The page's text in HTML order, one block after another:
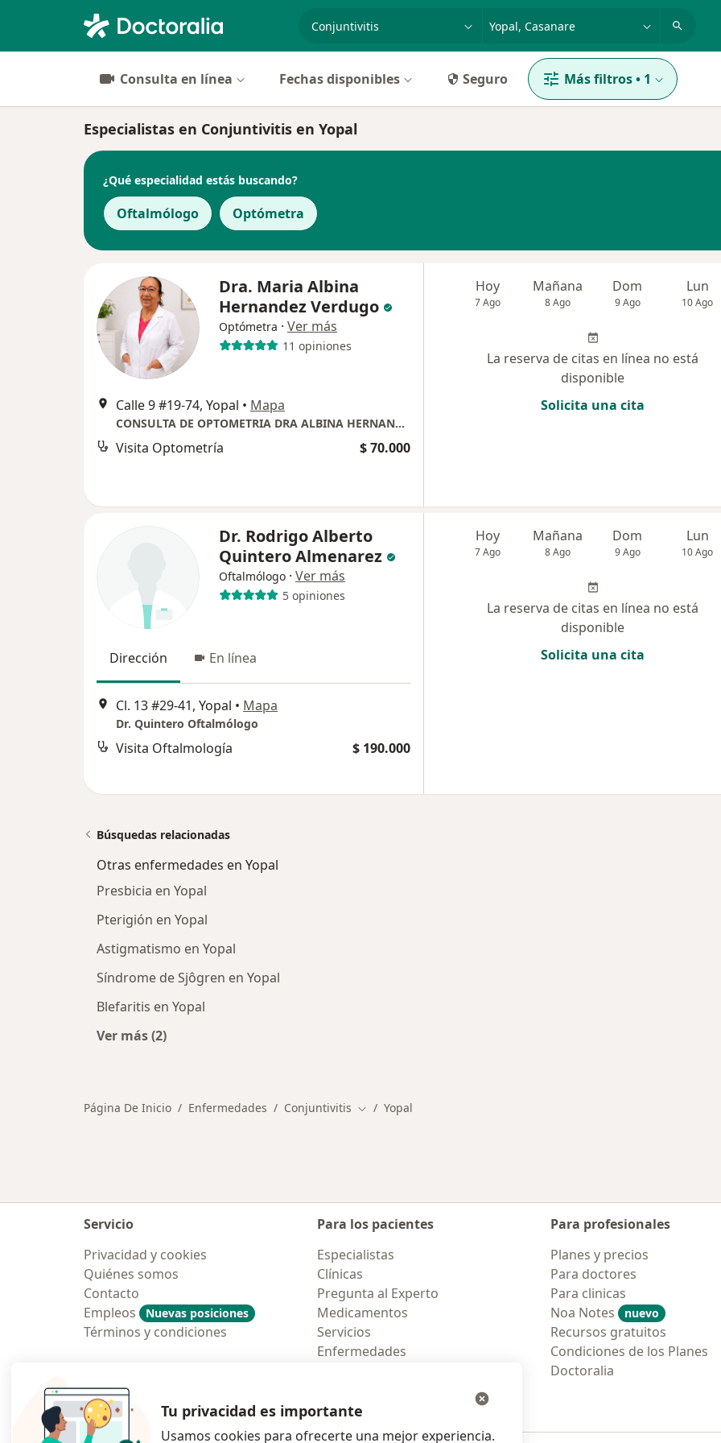
Consulta en línea Fechas disponibles Seguro Más filtros• 1
Especialistas en Conjuntivitis en Yopal
¿Qué especialidad estás buscando?
Oftalmólogo Optómetra
Dra. Maria Albina
Hernandez Verdugo
Optómetra · Ver más
11 opiniones
Calle 9 #19-74, Yopal • Mapa
CONSULTA DE OPTOMETRIA DRA ALBINA HERNANDEZ
Visita Optometría $ 70.000
Hoy
7 Ago
Mañana
8 Ago
Dom
9 Ago
Lun
10 Ago
La reserva de citas en línea no está
disponible
Solicita una cita
Dr. Rodrigo Alberto
Quintero Almenarez
Oftalmólogo · Ver más
5 opiniones
Dirección En línea
Cl. 13 #29-41, Yopal • Mapa
Dr. Quintero Oftalmólogo
Visita Oftalmología $ 190.000
Hoy
7 Ago
Mañana
8 Ago
Dom
9 Ago
Lun
10 Ago
La reserva de citas en línea no está
disponible
Solicita una cita
Búsquedas relacionadas
Otras enfermedades en Yopal
Presbicia en Yopal
Pterigión en Yopal
Astigmatismo en Yopal
Síndrome de Sjôgren en Yopal
Blefaritis en Yopal
Ver más (2)
Página De Inicio Enfermedades Conjuntivitis Cambiar de ciudad
Yopal
Servicio
Privacidad y cookies
Quiénes somos
Contacto
Empleos
Nuevas posiciones
Términos y condiciones
Para los pacientes
Especialistas
Clínicas
Pregunta al Experto
Medicamentos
Servicios
Enfermedades
Para profesionales
Planes y precios
Para doctores
Para clinicas
Noa Notes
nuevo
Recursos gratuitos
Condiciones de los Planes
Doctoralia
Tu privacidad es importante
Usamos cookies para ofrecerte una mejor experiencia.